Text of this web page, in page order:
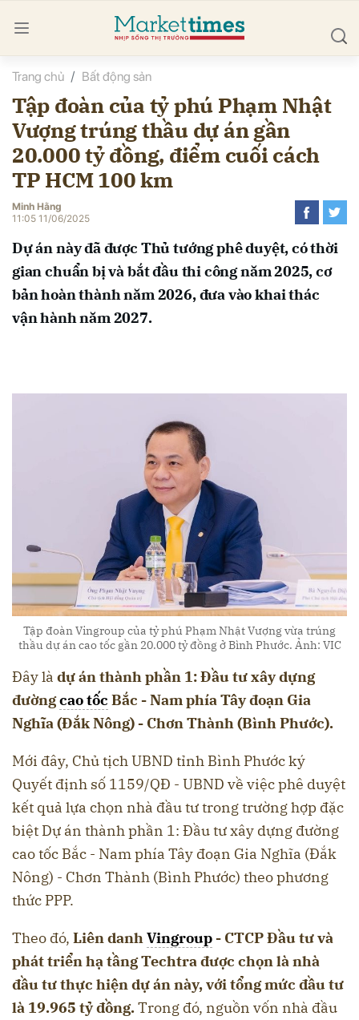
Trang chủ Bất động sản
Tập đoàn của tỷ phú Phạm Nhật
Vượng trúng thầu dự án gần
20.000 tỷ đồng, điểm cuối cách
TP HCM 100 km
Minh Hằng
11:05 11/06/2025
Dự án này đã được Thủ tướng phê duyệt, có thời
gian chuẩn bị và bắt đầu thi công năm 2025, cơ
bản hoàn thành năm 2026, đưa vào khai thác
vận hành năm 2027.
Tập đoàn Vingroup của tỷ phú Phạm Nhật Vượng vừa trúng
thầu dự án cao tốc gần 20.000 tỷ đồng ở Bình Phước. Ảnh: VIC
Đây là dự án thành phần 1: Đầu tư xây dựng
đườngcao tốc Bắc - Nam phía Tây đoạn Gia
Nghĩa (Đắk Nông) - Chơn Thành (Bình Phước).
Mới đây, Chủ tịch UBND tỉnh Bình Phước ký
Quyết định số 1159/QĐ - UBND về việc phê duyệt
kết quả lựa chọn nhà đầu tư trong trường hợp đặc
biệt Dự án thành phần 1: Đầu tư xây dựng đường
cao tốc Bắc - Nam phía Tây đoạn Gia Nghĩa (Đắk
Nông) - Chơn Thành (Bình Phước) theo phương
thức PPP.
Theo đó, Liên danhVingroup- CTCP Đầu tư và
phát triển hạ tầng Techtra được chọn là nhà
đầu tư thực hiện dự án này, với tổng mức đầu tư
là 19.965 tỷ đồng.Trong đó, nguồn vốn nhà đầu
luận